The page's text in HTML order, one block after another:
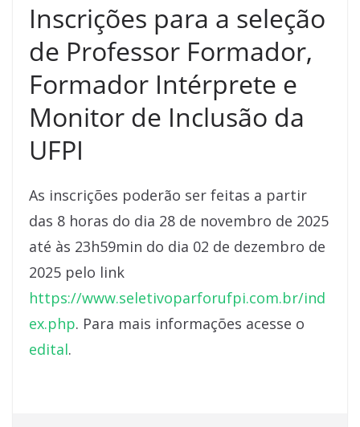
Inscrições para a seleção
de Professor Formador,
Formador Intérprete e
Monitor de Inclusão da
UFPI
As inscrições poderão ser feitas a partir
das 8 horas do dia 28 de novembro de 2025
até às 23h59min do dia 02 de dezembro de
2025 pelo link
https://www.seletivoparforufpi.com.br/ind
ex.php. Para mais informações acesse o
edital.